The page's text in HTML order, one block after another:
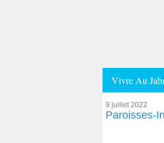
Vivre Au
9 juillet 2022
Paroisses-